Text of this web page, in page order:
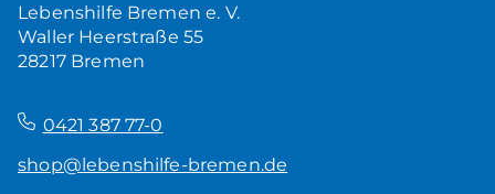
Lebenshilfe Bremen e. V.
Waller Heerstraße 55
28217 Bremen
0421 387 77-0
shop@lebenshilfe-bremen.de